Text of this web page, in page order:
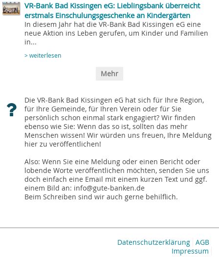
VR-Bank Bad Kissingen eG: Lieblingsbank überreicht
erstmals Einschulungsgeschenke an Kindergärten
In diesem Jahr hat die VR-Bank Bad Kissingen eG eine
neue Aktion ins Leben gerufen, um Kinder und Familien
in...
> weiterlesen
Mehr
Die VR-Bank Bad Kissingen eG hat sich für Ihre Region,
für Ihre Gemeinde, für Ihren Verein oder für Sie
persönlich schon einmal stark engagiert? Wir finden
ebenso wie Sie: Wenn das so ist, sollten das mehr
Menschen wissen! Wir würden uns freuen, Ihre Meldung
hier zu veröffentlichen!
Also: Wenn Sie eine Meldung oder einen Bericht oder
lobende Worte veröffentlichen möchten, senden Sie uns
doch einfach eine Email mit einem kurzen Text und ggf.
einem Bild an: info@gute-banken.de
Beim Schreiben sind wir auch gerne behilflich.
AGB
Datenschutzerklärung
Impressum